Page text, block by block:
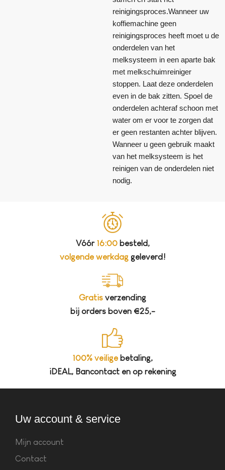
reinigingsproces.Wanneer uw
koffiemachine geen
reinigingsproces heeft moet u de
onderdelen van het
melksysteem in een aparte bak
met melkschuimreiniger
stoppen. Laat deze onderdelen
even in de bak zitten. Spoel de
onderdelen achteraf schoon met
water om er voor te zorgen dat
er geen restanten achter blijven.
Wanneer u geen gebruik maakt
van het melksysteem is het
reinigen van de onderdelen niet
nodig.
Vóór 16:00besteld,
volgende werkdag geleverd!
Gratis verzending
bij orders boven €25,-
100% veiligebetaling,
iDEAL, Bancontact en op rekening
Uw account & service
Mijn account
Contact